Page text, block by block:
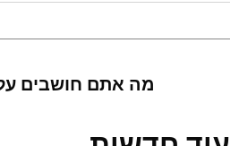
מה אתם חושבים